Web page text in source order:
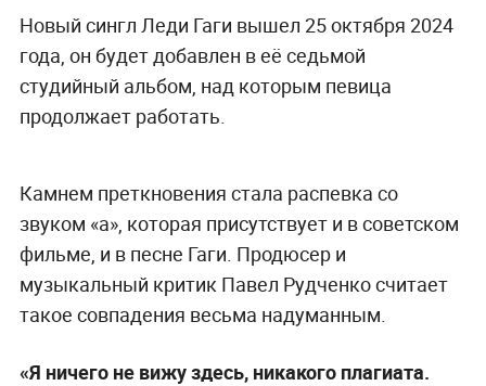
Новый сингл Леди Гаги вышел 25 октября 2024
года, он будет добавлен в её седьмой
студийный альбом, над которым певица
продолжает работать.
Камнем преткновения стала распевка со
звуком «а», которая присутствует и в советском
фильме, и в песне Гаги. Продюсер и
музыкальный критик Павел Рудченко считает
такое совпадения весьма надуманным.
«Я ничего не вижу здесь, никакого плагиата.